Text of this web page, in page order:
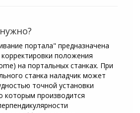
портала" предназначена
положения
на портальных станках. При
станка наладчик может
точной установки
которым производится